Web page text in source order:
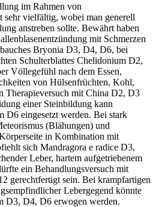
im Rahmen von
sehr vielfältig, wobei man generell
anstreben sollte. Bewährt haben
mit Schmerzen
Bryonia D3, D4, D6, bei
Schulterblattes Chelidonium D2,
Völlegefühl nach dem Essen,
von Hülsenfrüchten, Kohl,
Therapieversuch mit China D2, D3
einer Steinbildung kann
D6 eingesetzt werden. Bei stark
(Blähungen) und
in Kombination mit
sich Mandragora e radice D3,
Leber, hartem aufgetriebenem
ein Behandlungsversuch mit
gerechtfertigt sein. Bei krampfartigen
Lebergegend könnte
D3, D4, D6 erwogen werden.